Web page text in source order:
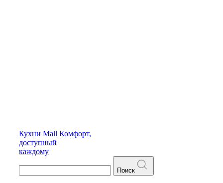
Кухни Mall Комфорт,
доступный
каждому
Поиск